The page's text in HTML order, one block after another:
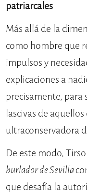
patriarcales
Más allá de la
como hombre que
impulsos y
explicaciones a
precisamente, para
lascivas de
ultraconservadora
De este modo,
burlador de Sevilla
que desafía la